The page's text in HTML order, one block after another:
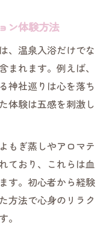
クゼーション時
心豊かな滞在方
ゼーションをプ
リラクゼーション
温泉の選び方と
ン体験方法
、温泉入浴だけでな
まれます。例えば、
神社巡りは心を落ち
体験は五感を刺激し
もぎ蒸しやアロマテ
ており、これらは血
す。初心者から経験
方法で心身のリラク
。